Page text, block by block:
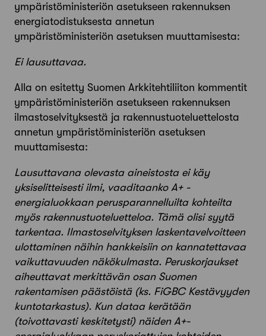
ympäristöministeriön asetukseen rakennuksen
energiatodistuksesta annetun
ympäristöministeriön asetuksen muuttamisesta:
Ei lausuttavaa.
Alla on esitetty Suomen Arkkitehtiliiton kommentit
ympäristöministeriön asetukseen rakennuksen
ilmastoselvityksestä ja rakennustuoteluettelosta
annetun ympäristöministeriön asetuksen
muuttamisesta:
Lausuttavana olevasta aineistosta ei käy
yksiselitteisesti ilmi, vaaditaanko A+ -
energialuokkaan perusparannelluilta kohteilta
myös rakennustuoteluetteloa. Tämä olisi syytä
tarkentaa. Ilmastoselvityksen laskentavelvoitteen
ulottaminen näihin hankkeisiin on kannatettavaa
vaikuttavuuden näkökulmasta. Peruskorjaukset
aiheuttavat merkittävän osan Suomen
rakentamisen päästöistä (ks. FiGBC Kestävyyden
kuntotarkastus). Kun dataa kerätään
(toivottavasti keskitetysti) näiden A+-